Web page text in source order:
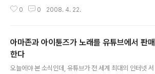
ㅋ 자신을 위로하는 센스-.- 지구의 날 소개 http://www.
orati Tags: Google Doodle,Doodle,Google [Go
ogle] - 구글 오늘의 Doodle [Google] - 구글 Fist Da
y of Spring Doodle
0 0 2008. 4. 22.
아마존과 아이튠즈가 노래를 유튜브에서 판매
한다
오늘에야 본 소식인데, 유튜브가 전 세계 최대의 인터넷 서